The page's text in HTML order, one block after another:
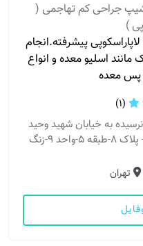
جراحی کم تهاجمی (
)
پیشرفته.انجام
اسلیو معده و انواع
پس معده
(1)
نرسیده به خیابان شهید وحید
دستگردی ظفر -کوچه دفتری شرقی- پلاک ۸-طبقه ۵-واحد ۹-زنگ
تهران